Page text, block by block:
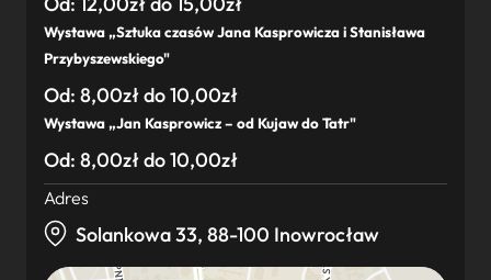
Wystawa „Sztuka czasów Jana Kasprowicza i Stanisława
Przybyszewskiego"
Od: 8,00zł do 10,00zł
Wystawa „Jan Kasprowicz – od Kujaw do Tatr"
Od: 8,00zł do 10,00zł
Adres
Solankowa 33, 88-100 Inowrocław